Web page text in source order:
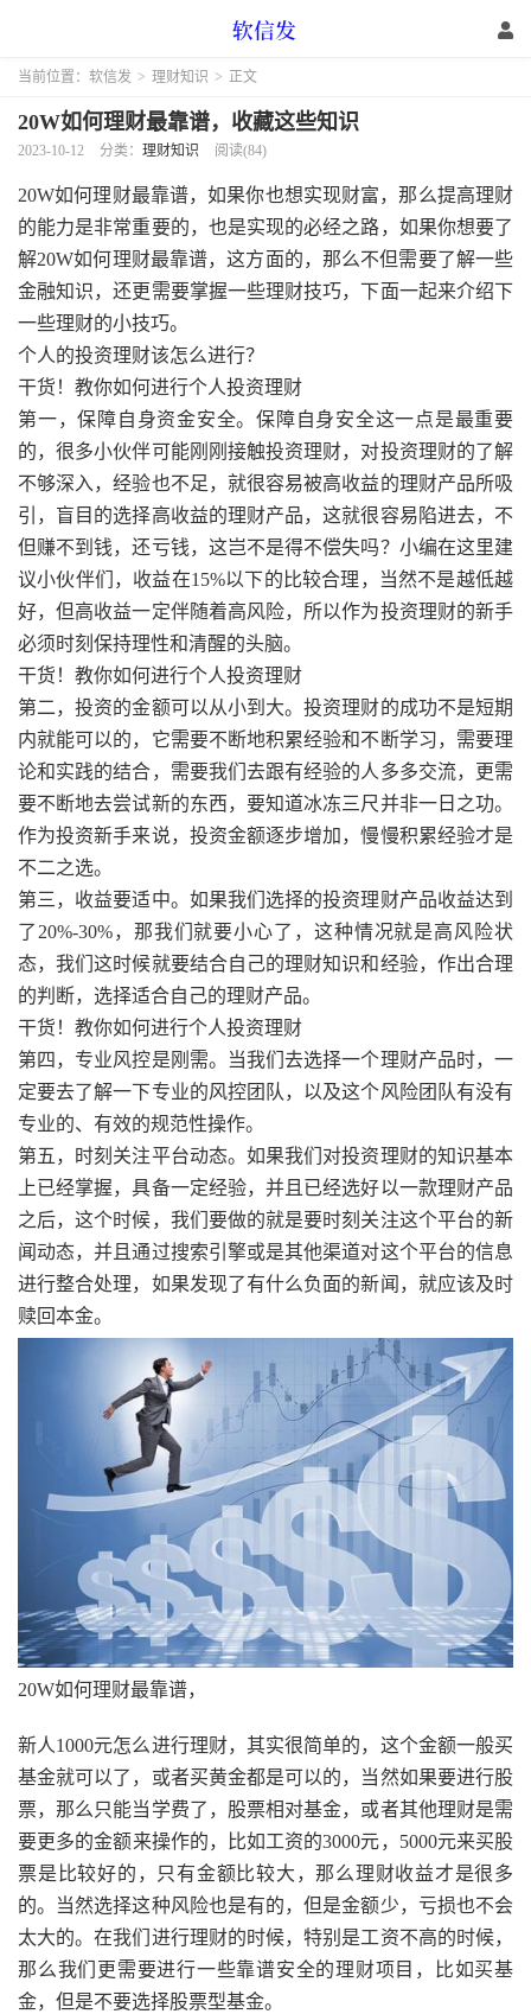
当前位置： 软信发 > 理财知识 > 正文
20W如何理财最靠谱，收藏这些知识
2023-10-12 分类： 理财知识 阅读(84)
20W如何理财最靠谱，如果你也想实现财富，那么提高理财
的能力是非常重要的，也是实现的必经之路，如果你想要了
解20W如何理财最靠谱，这方面的，那么不但需要了解一些
金融知识，还更需要掌握一些理财技巧，下面一起来介绍下
一些理财的小技巧。
个人的投资理财该怎么进行？
干货！教你如何进行个人投资理财
第一，保障自身资金安全。保障自身安全这一点是最重要
的，很多小伙伴可能刚刚接触投资理财，对投资理财的了解
不够深入，经验也不足，就很容易被高收益的理财产品所吸
引，盲目的选择高收益的理财产品，这就很容易陷进去，不
但赚不到钱，还亏钱，这岂不是得不偿失吗？小编在这里建
议小伙伴们，收益在15%以下的比较合理，当然不是越低越
好，但高收益一定伴随着高风险，所以作为投资理财的新手
必须时刻保持理性和清醒的头脑。
干货！教你如何进行个人投资理财
第二，投资的金额可以从小到大。投资理财的成功不是短期
内就能可以的，它需要不断地积累经验和不断学习，需要理
论和实践的结合，需要我们去跟有经验的人多多交流，更需
要不断地去尝试新的东西，要知道冰冻三尺并非一日之功。
作为投资新手来说，投资金额逐步增加，慢慢积累经验才是
不二之选。
第三，收益要适中。如果我们选择的投资理财产品收益达到
了20%-30%，那我们就要小心了，这种情况就是高风险状
态，我们这时候就要结合自己的理财知识和经验，作出合理
的判断，选择适合自己的理财产品。
干货！教你如何进行个人投资理财
第四，专业风控是刚需。当我们去选择一个理财产品时，一
定要去了解一下专业的风控团队，以及这个风险团队有没有
专业的、有效的规范性操作。
第五，时刻关注平台动态。如果我们对投资理财的知识基本
上已经掌握，具备一定经验，并且已经选好以一款理财产品
之后，这个时候，我们要做的就是要时刻关注这个平台的新
闻动态，并且通过搜索引擎或是其他渠道对这个平台的信息
进行整合处理，如果发现了有什么负面的新闻，就应该及时
赎回本金。
20W如何理财最靠谱，
新人1000元怎么进行理财，其实很简单的，这个金额一般买
基金就可以了，或者买黄金都是可以的，当然如果要进行股
票，那么只能当学费了，股票相对基金，或者其他理财是需
要更多的金额来操作的，比如工资的3000元，5000元来买股
票是比较好的，只有金额比较大，那么理财收益才是很多
的。当然选择这种风险也是有的，但是金额少，亏损也不会
太大的。在我们进行理财的时候，特别是工资不高的时候，
那么我们更需要进行一些靠谱安全的理财项目，比如买基
金，但是不要选择股票型基金。